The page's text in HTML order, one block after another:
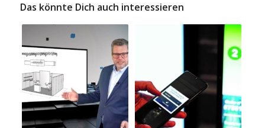
Das könnte Dich auch interessieren